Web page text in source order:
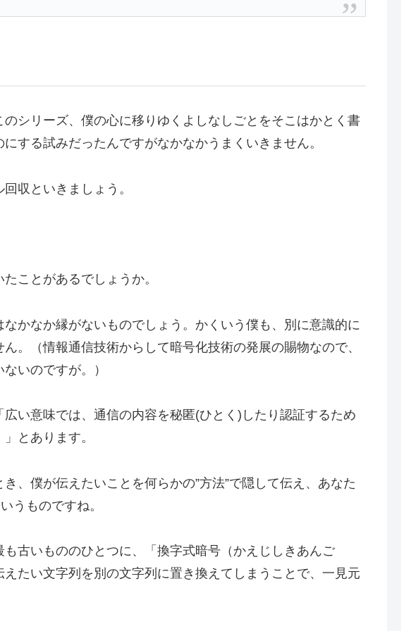
シリーズ、僕の心に移りゆくよしなしごとをそこはかとく書
する試みだったんですがなかなかうまくいきません。
収といきましょう。
ことがあるでしょうか。
かなか縁がないものでしょう。かくいう僕も、別に意識的に
。（情報通信技術からして暗号化技術の発展の賜物なので、
いのですが。）
い意味では、通信の内容を秘匿(ひとく)したり認証するため
とあります。
、僕が伝えたいことを何らかの”方法”で隠して伝え、あなた
うものですね。
古いもののひとつに、「換字式暗号（かえじしきあんご
たい文字列を別の文字列に置き換えてしまうことで、一見元